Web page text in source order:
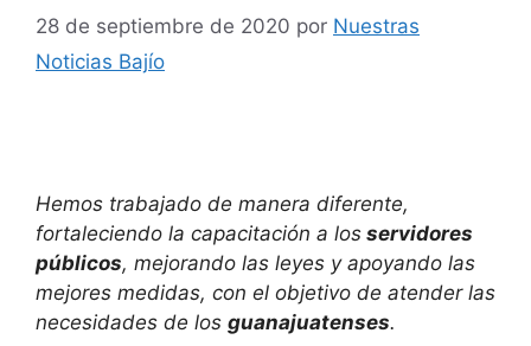
28 de septiembre de 2020 por Nuestras
Noticias Bajío
Hemos trabajado de manera diferente,
fortaleciendo la capacitación a los servidores
públicos, mejorando las leyes y apoyando las
mejores medidas, con el objetivo de atender las
necesidades de los guanajuatenses.